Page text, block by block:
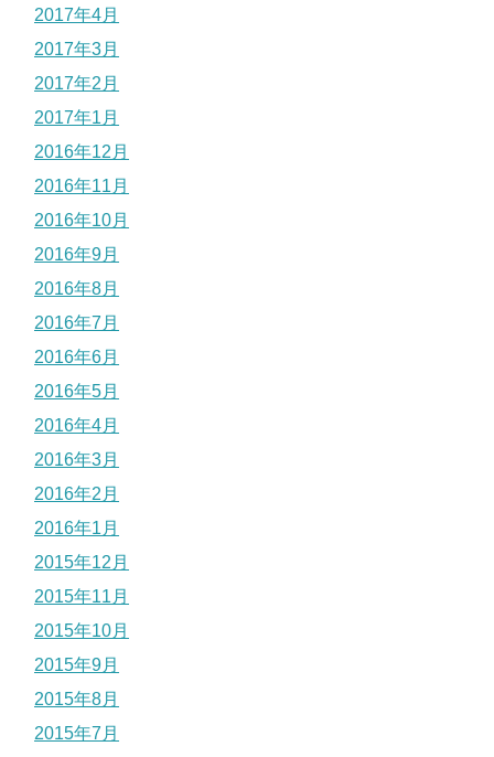
2017年4月
2017年3月
2017年2月
2017年1月
2016年12月
2016年11月
2016年10月
2016年9月
2016年8月
2016年7月
2016年6月
2016年5月
2016年4月
2016年3月
2016年2月
2016年1月
2015年12月
2015年11月
2015年10月
2015年9月
2015年8月
2015年7月